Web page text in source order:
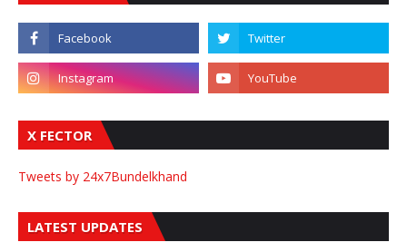
X FECTOR
Tweets by 24x7Bundelkhand
LATEST UPDATES